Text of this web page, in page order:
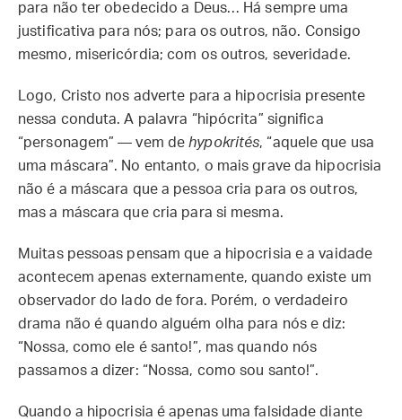
para não ter obedecido a Deus… Há sempre uma
justificativa para nós; para os outros, não. Consigo
mesmo, misericórdia; com os outros, severidade.
Logo, Cristo nos adverte para a hipocrisia presente
nessa conduta. A palavra “hipócrita” significa
“personagem” — vem dehypokrités, “aquele que usa
uma máscara”. No entanto, o mais grave da hipocrisia
não é a máscara que a pessoa cria para os outros,
mas a máscara que cria para si mesma.
Muitas pessoas pensam que a hipocrisia e a vaidade
acontecem apenas externamente, quando existe um
observador do lado de fora. Porém, o verdadeiro
drama não é quando alguém olha para nós e diz:
“Nossa, como ele é santo!”, mas quando nós
passamos a dizer: “Nossa, como sou santo!”.
Quando a hipocrisia é apenas uma falsidade diante